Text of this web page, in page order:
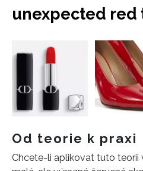
unexpected red
Od teorie k praxi
Chcete-li aplikovat tuto teorii